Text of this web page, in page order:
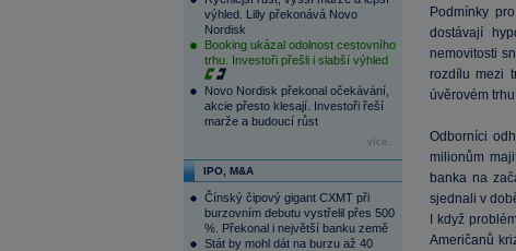
výhled. Lilly překonává Novo
Nordisk
Booking ukázal odolnost cestovního
trhu. Investoři přešli i slabší výhled
Novo Nordisk překonal očekávání,
akcie přesto klesají. Investoři řeší
marže a budoucí růst
více...
IPO, M&A
Čínský čipový gigant CXMT při
burzovním debutu vystřelil přes 500
%. Překonal i největší banku země
Stát by mohl dát na burzu až 40
Podmínky
dostávají
nemovitosti
rozdílu mezi
úvěrovém
Odborníci
milionům
banka na
sjednali v
I když
Američanů